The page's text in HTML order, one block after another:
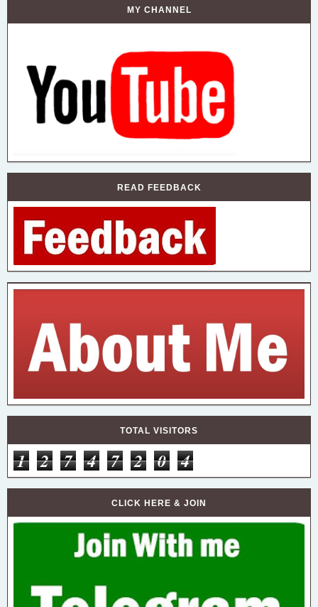
MY CHANNEL
READ FEEDBACK
TOTAL VISITORS
1 2 7 4 7 2 0 4
CLICK HERE & JOIN